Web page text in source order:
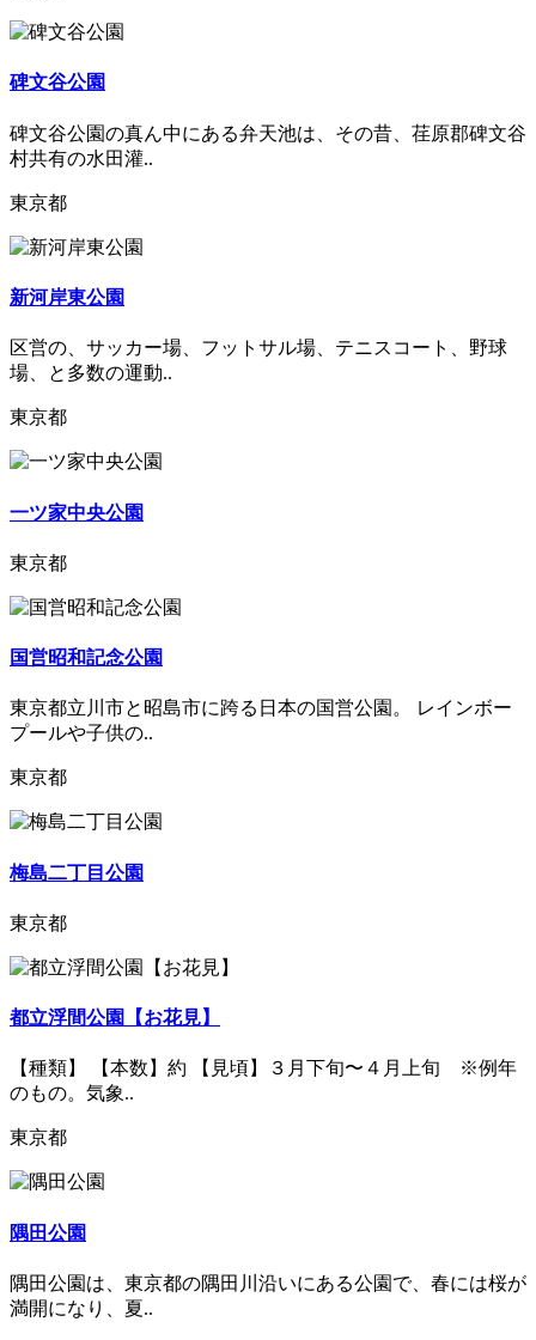
碑文谷公園
碑文谷公園の真ん中にある弁天池は、その昔、荏原郡碑文谷
村共有の水田灌..
東京都
新河岸東公園
区営の、サッカー場、フットサル場、テニスコート、野球
場、と多数の運動..
東京都
一ツ家中央公園
東京都
国営昭和記念公園
東京都立川市と昭島市に跨る日本の国営公園。 レインボー
プールや子供の..
東京都
梅島二丁目公園
東京都
都立浮間公園【お花見】
【種類】 【本数】約 【見頃】３月下旬〜４月上旬 ※例年
のもの。気象..
東京都
隅田公園
隅田公園は、東京都の隅田川沿いにある公園で、春には桜が
満開になり、夏..